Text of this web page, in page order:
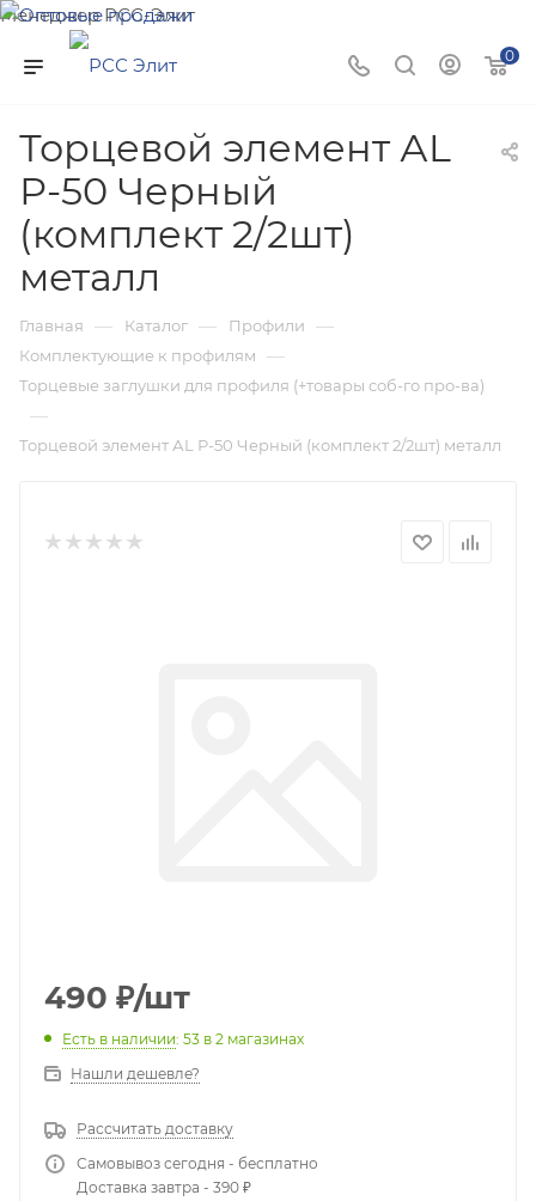
Менеджер РСС-Элит
Напишите нам и мы поможем подобрать товар именно
для Вас!
0
Торцевой элемент АL
Р-50 Черный
(комплект 2/2шт)
металл
Главная — Каталог — Профили —
Комплектующие к профилям —
Торцевые заглушки для профиля (+товары соб-го про-ва)
—
Торцевой элемент АL Р-50 Черный (комплект 2/2шт) металл
490 ₽/шт
Есть в наличии: 53 в 2 магазинах
Нашли дешевле?
Рассчитать доставку
Самовывоз сегодня - бесплатно
Доставка завтра - 390 ₽